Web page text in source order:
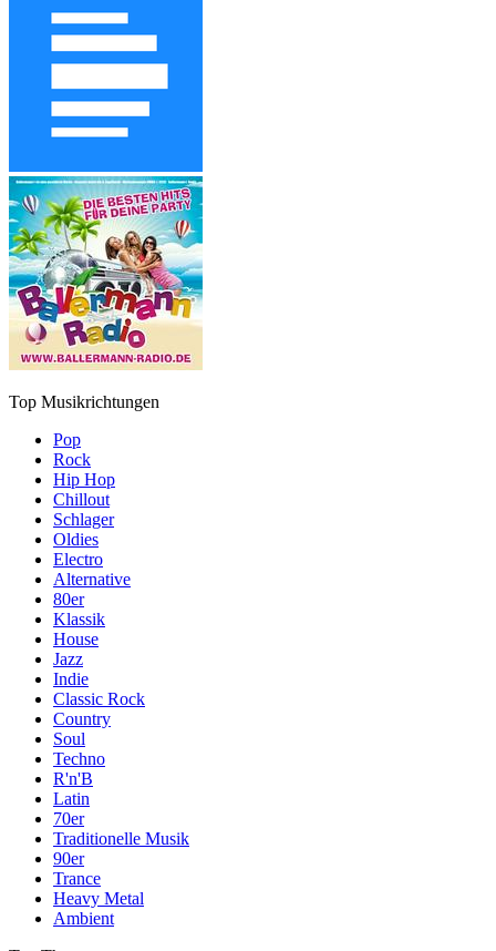
Top Musikrichtungen
Pop
Rock
Hip Hop
Chillout
Schlager
Oldies
Electro
Alternative
80er
Klassik
House
Jazz
Indie
Classic Rock
Country
Soul
Techno
R'n'B
Latin
70er
Traditionelle Musik
90er
Trance
Heavy Metal
Ambient